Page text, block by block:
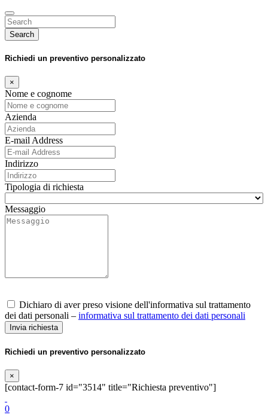
Search
Richiedi un preventivo personalizzato
×
Nome e cognome
Azienda
E-mail Address
Indirizzo
Tipologia di richiesta
Messaggio
Dichiaro di aver preso visione dell'informativa sul trattamento
dei dati personali – informativa sul trattamento dei dati personali
Richiedi un preventivo personalizzato
×
[contact-form-7 id="3514" title="Richiesta preventivo"]
0